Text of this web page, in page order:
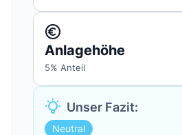
Anlagehöhe
5% Anteil
Unser Fazit:
Neutral